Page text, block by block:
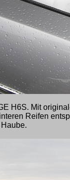
H6S. Mit
Reifen